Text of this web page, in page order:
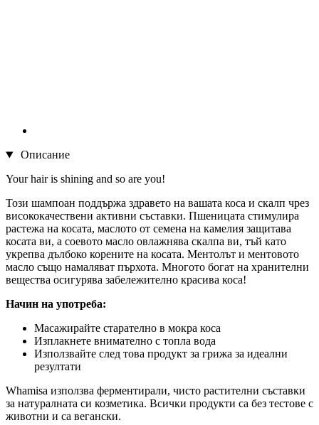
Описание
Your hair is shining and so are you!
Този шампоан поддържа здравето на вашата коса и скалп чрез
висококачествени активни съставки. Пшеницата стимулира
растежа на косата, маслото от семена на камелия защитава
косата ви, а соевото масло овлажнява скалпа ви, тъй като
укрепва дълбоко корените на косата. Ментолът и ментовото
масло също намаляват пърхота. Многото богат на хранителни
вещества осигурява забележително красива коса!
Начин на употреба:
Масажирайте старателно в мокра коса
Изплакнете внимателно с топла вода
Използвайте след това продукт за грижа за идеални
резултати
Whamisa използва ферментирали, чисто растителни съставки
за натуралната си козметика. Всички продукти са без тестове с
животни и са вегански.